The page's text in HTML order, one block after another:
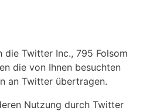
die Twitter Inc., 795 Folsom
die von Ihnen besuchten
an Twitter übertragen.
Nutzung durch Twitter